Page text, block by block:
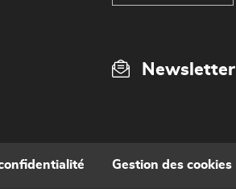
Newsletter
Gestion des cookies